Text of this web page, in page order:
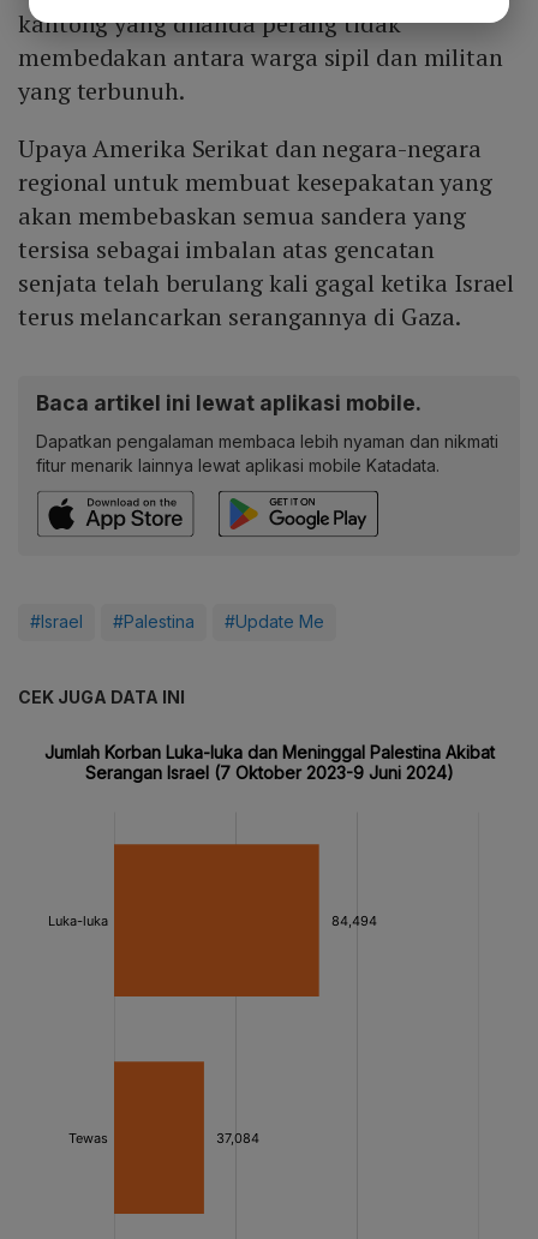
kantong yang dilanda perang tidak
membedakan antara warga sipil dan militan
yang terbunuh.
Upaya Amerika Serikat dan negara-negara
regional untuk membuat kesepakatan yang
akan membebaskan semua sandera yang
tersisa sebagai imbalan atas gencatan
senjata telah berulang kali gagal ketika Israel
terus melancarkan serangannya di Gaza.
Baca artikel ini lewat aplikasi mobile.
Dapatkan pengalaman membaca lebih nyaman dan nikmati
fitur menarik lainnya lewat aplikasi mobile Katadata.
#Israel #Palestina #Update Me
CEK JUGA DATA INI